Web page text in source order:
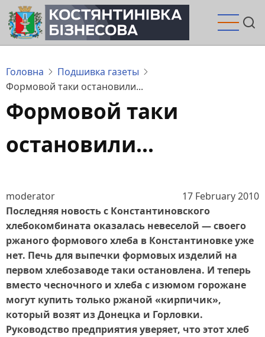
Перейти
до
основного
Головна
Подшивка газеты
Формовой таки остановили...
Формовой таки
остановили...
moderator
17 February 2010
Последняя новость с Константиновского
хлебокомбината оказалась невеселой — своего
ржаного формового хлеба в Константиновке уже
нет. Печь для выпечки формовых изделий на
первом хлебозаводе таки остановлена. И теперь
вместо чесночного и хлеба с изюмом горожане
могут купить только ржаной «кирпичик»,
который возят из Донецка и Горловки.
Руководство предприятия уверяет, что этот хлеб